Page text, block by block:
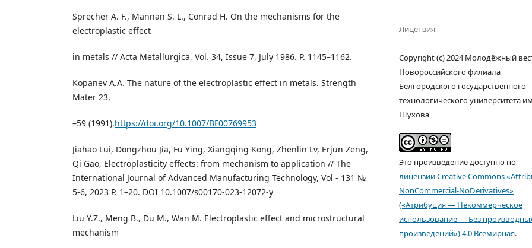
Sprecher A. F., Mannan S. L., Conrad H. On the mechanisms for the
electroplastic effect
in metals // Acta Metallurgica, Vol. 34, Issue 7, July 1986. P. 1145–1162.
Kopanev A.A. The nature of the electroplastic effect in metals. Strength
Mater 23,
–59 (1991).https://doi.org/10.1007/BF00769953
Jiahao Lui, Dongzhou Jia, Fu Ying, Xiangqing Kong, Zhenlin Lv, Erjun Zeng,
Qi Gao, Electroplasticity effects: from mechanism to application // The
International Journal of Advanced Manufacturing Technology, Vol - 131 №
5-6, 2023 P. 1–20. DOI 10.1007/s00170-023-12072-y
Liu Y.Z., Meng B., Du M., Wan M. Electroplastic effect and microstructural
mechanism
Лицензия
Copyright (c) 2024 Молодёжный
Новороссийского филиала
Белгородского государственного
технологического университета
Шухова
Это произведение доступно по
лицензии Creative Commons
NonCommercial-NoDerivatives»
(«Атрибуция — Некоммерческое
использование — Без
произведений») 4.0 Всемирная.